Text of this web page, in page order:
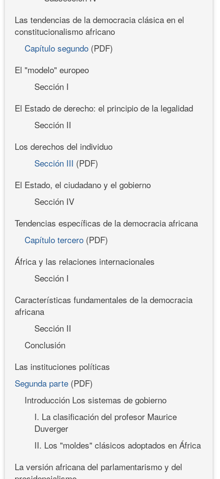
Las tendencias de la democracia clásica en el
constitucionalismo africano
Capítulo segundo (PDF)
El "modelo" europeo
Sección I
El Estado de derecho: el principio de la legalidad
Sección II
Los derechos del individuo
Sección III (PDF)
El Estado, el ciudadano y el gobierno
Sección IV
Tendencias específicas de la democracia africana
Capítulo tercero (PDF)
África y las relaciones internacionales
Sección I
Características fundamentales de la democracia
africana
Sección II
Conclusión
Las instituciones políticas
Segunda parte (PDF)
Introducción Los sistemas de gobierno
I. La clasificación del profesor Maurice
Duverger
II. Los "moldes" clásicos adoptados en África
La versión africana del parlamentarismo y del